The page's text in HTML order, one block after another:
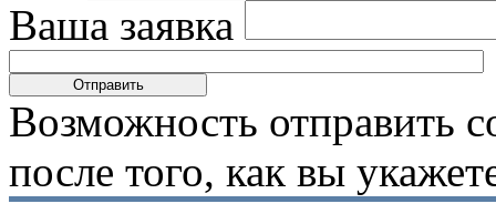
Ваша заявка
Возможность отправить
после того, как вы